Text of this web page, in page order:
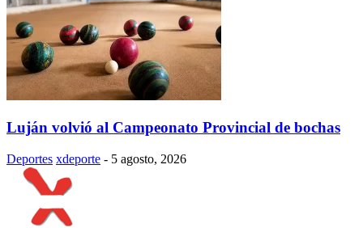
Luján volvió al Campeonato Provincial de bochas
Deportes xdeporte - 5 agosto, 2026